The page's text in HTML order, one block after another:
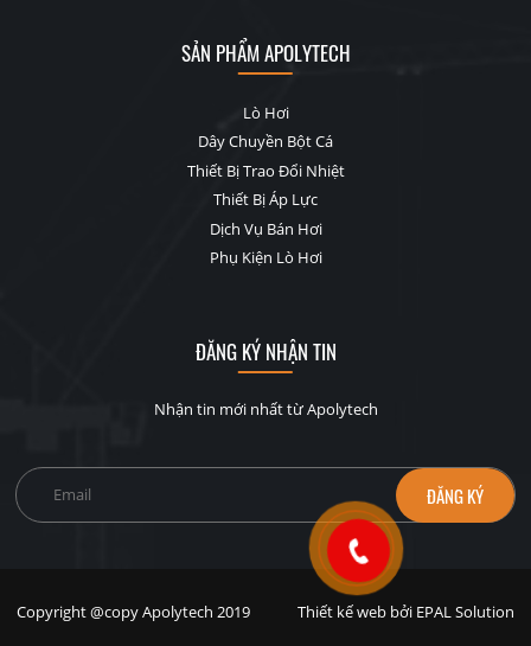
SẢN PHẨM APOLYTECH
Lò Hơi
Dây Chuyền Bột Cá
Thiết Bị Trao Đổi Nhiệt
Thiết Bị Áp Lực
Dịch Vụ Bán Hơi
Phụ Kiện Lò Hơi
ĐĂNG KÝ NHẬN TIN
Nhận tin mới nhất từ Apolytech
Email
Copyright @copy Apolytech 2019 Thiết kế web bởi EPAL Solution